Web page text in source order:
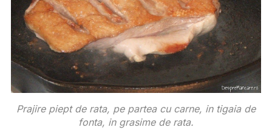
Prajire piept de rata, pe partea cu carne, in tigaia de
fonta, in grasime de rata.